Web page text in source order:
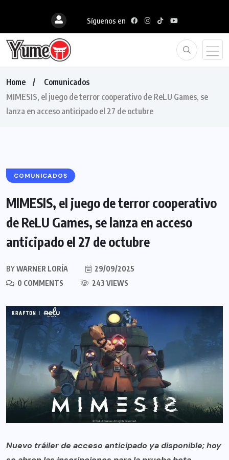
Síguenos en
Home
Comunicados
MIMESIS, el juego de terror cooperativo de ReLU Games, se
lanza en acceso anticipado el 27 de octubre
COMUNICADOS
MIMESIS, el juego de terror cooperativo
de ReLU Games, se lanza en acceso
anticipado el 27 de octubre
BYWARNER LORÍA
29/09/2025
0 COMMENTS
243 VIEWS
Nuevo tráiler de acceso anticipado ya disponible; hoy